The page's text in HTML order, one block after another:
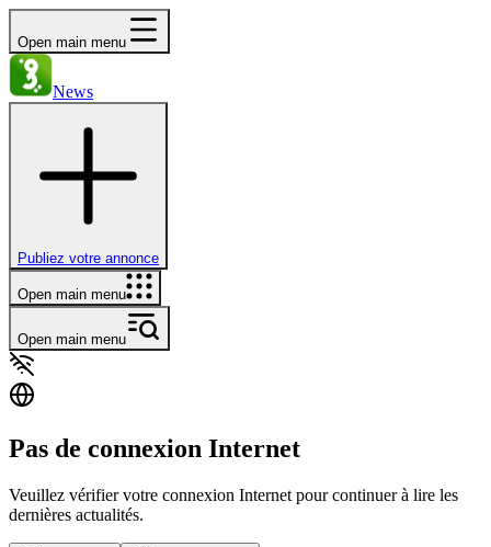
Open main menu
News
Publiez votre annonce
Open main menu
Open main menu
Pas de connexion Internet
Veuillez vérifier votre connexion Internet pour continuer à lire les
dernières actualités.